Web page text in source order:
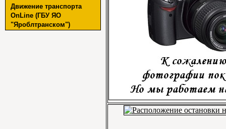
Движение транспорта
OnLine (ГБУ ЯО
"Яроблтранском")